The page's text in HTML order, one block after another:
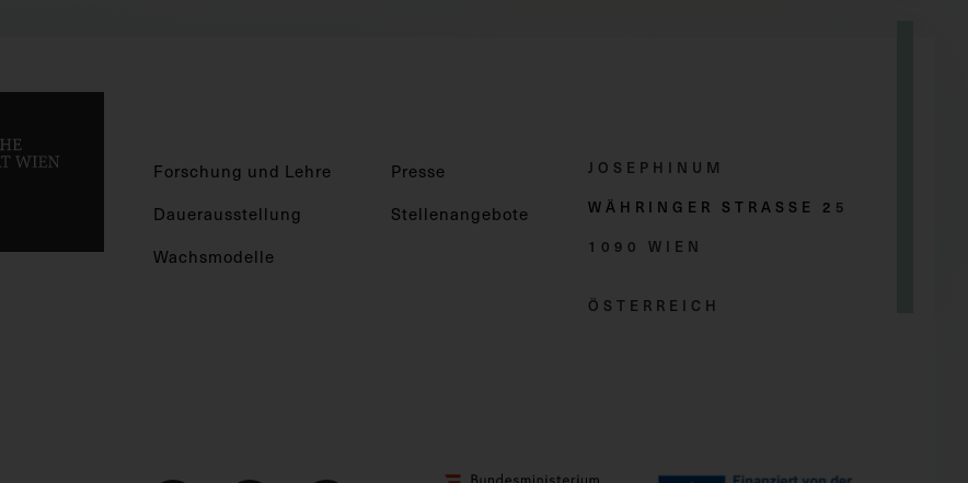
Forschung und Lehre
Dauerausstellung
Wachsmodelle
Presse
Stellenangebote
JOSEPHINUM
WÄHRINGER STRASSE 2 5
1090 WIEN
ÖSTERREICH